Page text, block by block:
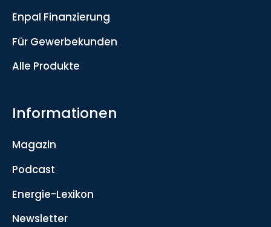
Enpal Finanzierung
Für Gewerbekunden
Alle Produkte
Informationen
Magazin
Podcast
Energie-Lexikon
Newsletter